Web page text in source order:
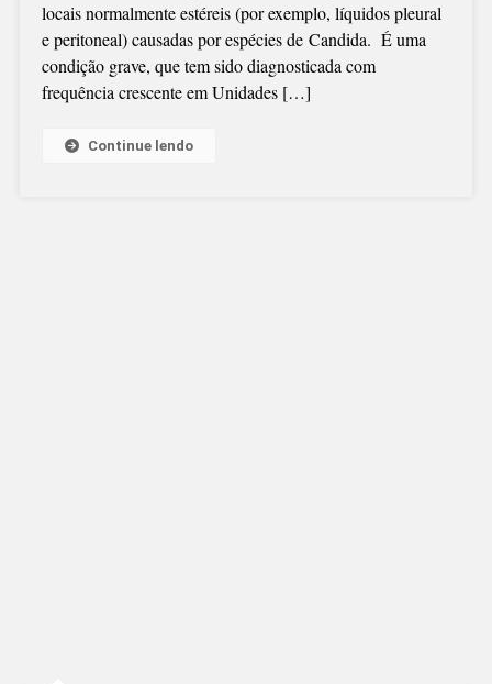
CANDIDÍASE
SISTÊMICA
locais normalmente estéreis (por exemplo, líquidos pleural
e peritoneal) causadas por espécies de Candida. É uma
condição grave, que tem sido diagnosticada com
frequência crescente em Unidades […]
Continue lendo